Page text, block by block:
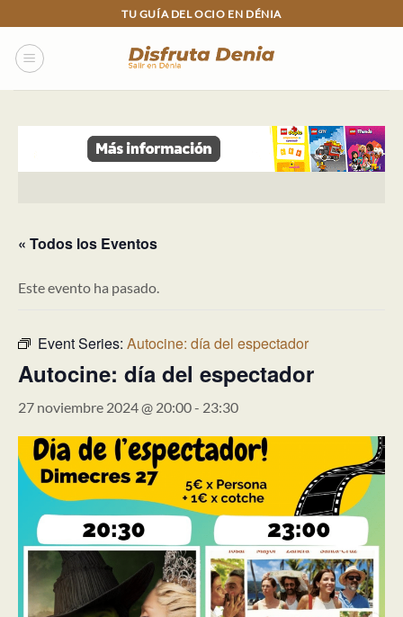
to
content
TU GUÍA DEL OCIO EN DÉNIA
« Todos los Eventos
Este evento ha pasado.
Event Series: Autocine: día del espectador
Autocine: día del espectador
27 noviembre 2024 @ 20:00- 23:30